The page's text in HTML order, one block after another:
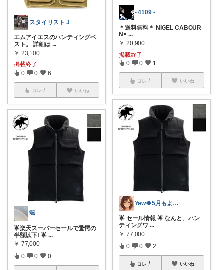
スタイリスト J
エムアイエスのハンティングベ
スト。 詳細は ...
￥ 23,100
掲載終了
0 0 6
コレ いいね
颯
🌟楽天スーパーセールで驚愕の
半額以下! 🌟 ...
￥ 77,000
0 0 0
- 4109 -
＊送料無料＊ NIGEL CABOUR
N× ...
￥ 20,900
掲載終了
0 0 1
コレ いいね
Yew🍀5月もよろしく♪
🌟 セール情報 🌟 なんと、ハン
ティングワ ...
￥ 77,000
0 0 2
コレ いいね